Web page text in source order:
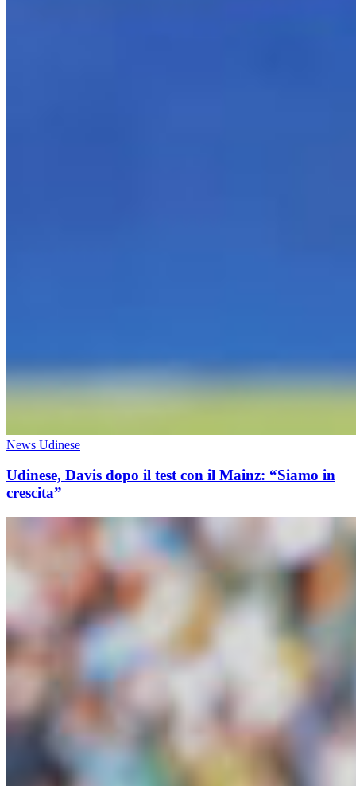
News Udinese
Udinese, Davis dopo il test con il Mainz: “Siamo in
crescita”